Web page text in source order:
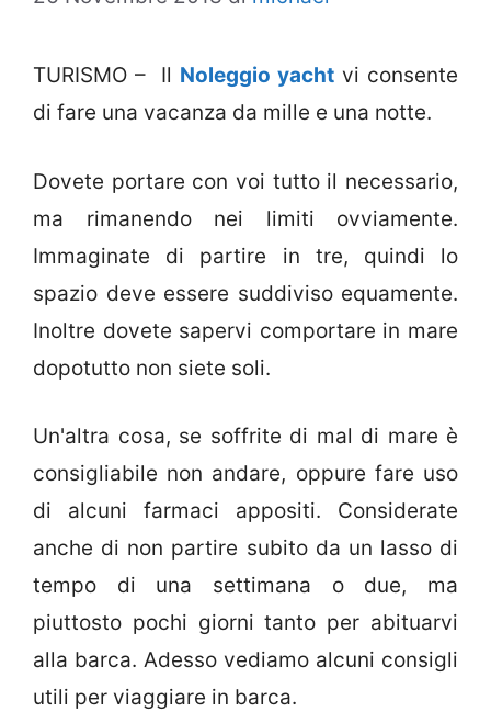
TURISMO – Il Noleggio yacht vi consente
di fare una vacanza da mille e una notte.
Dovete portare con voi tutto il necessario,
ma rimanendo nei limiti ovviamente.
Immaginate di partire in tre, quindi lo
spazio deve essere suddiviso equamente.
Inoltre dovete sapervi comportare in mare
dopotutto non siete soli.
Un'altra cosa, se soffrite di mal di mare è
consigliabile non andare, oppure fare uso
di alcuni farmaci appositi. Considerate
anche di non partire subito da un lasso di
tempo di una settimana o due, ma
piuttosto pochi giorni tanto per abituarvi
alla barca. Adesso vediamo alcuni consigli
utili per viaggiare in barca.